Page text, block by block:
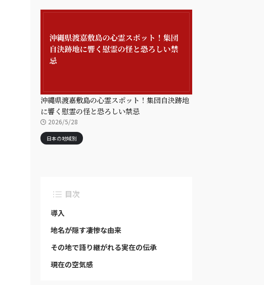
沖縄県渡嘉敷島の心霊スポット！集団自決跡地
に響く慰霊の怪と恐ろしい禁忌
2026/5/28
日本の地域別
目次
導入
地名が隠す凄惨な由来
その地で語り継がれる実在の伝承
現在の空気感